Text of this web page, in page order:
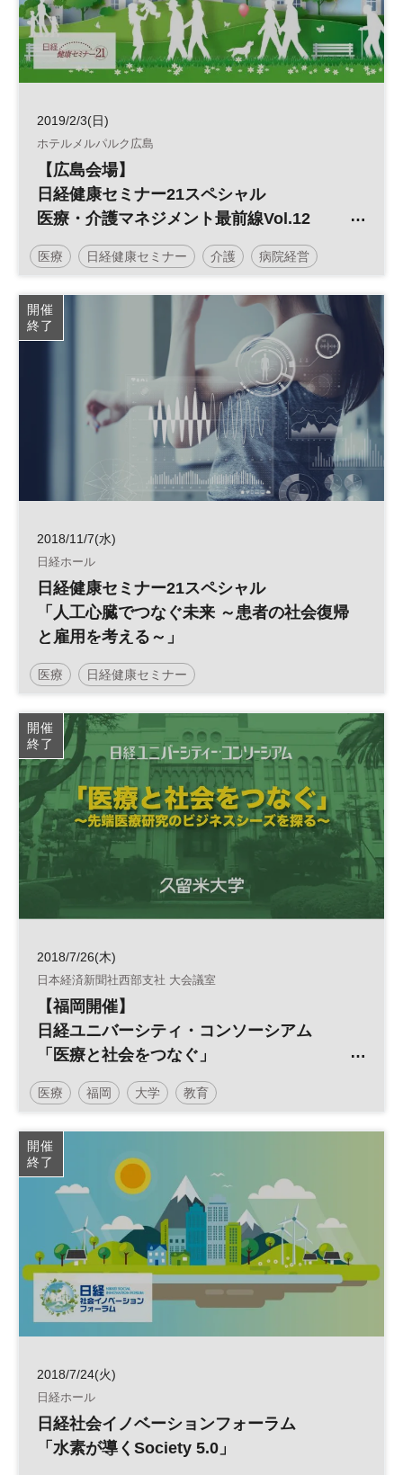
2019/2/3(日)
ホテルメルパルク広島
【広島会場】
日経健康セミナー21スペシャル
医療・介護マネジメント最前線Vol.12
差し迫った2025年問題 今、病院経営に必
要な戦略とは
医療 日経健康セミナー 介護 病院経営
開催
終了
2018/11/7(水)
日経ホール
日経健康セミナー21スペシャル
「人工心臓でつなぐ未来 ～患者の社会復帰
と雇用を考える～」
医療 日経健康セミナー
開催
終了
2018/7/26(木)
日本経済新聞社西部支社 大会議室
【福岡開催】
日経ユニバーシティ・コンソーシアム
「医療と社会をつなぐ」
～先端医療研究のビジネスシーズを探る～
久留米大学
医療 福岡 大学 教育
日経ユニバーシティー・コンソーシアム
産学連携
開催
終了
2018/7/24(火)
日経ホール
日経社会イノベーションフォーラム
「水素が導くSociety 5.0」